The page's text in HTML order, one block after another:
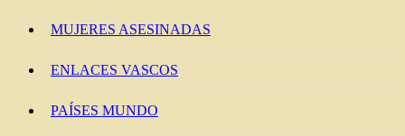
MUJERES ASESINADAS
ENLACES VASCOS
PAÍSES MUNDO